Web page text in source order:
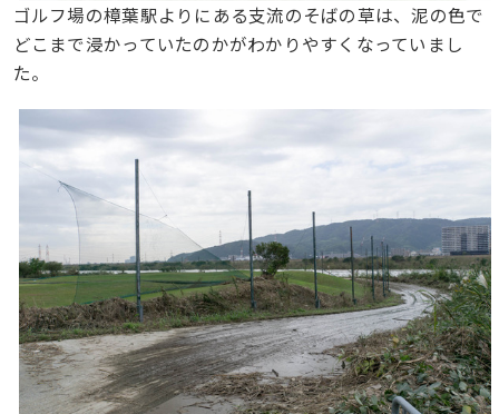
ゴルフ場の樟葉駅よりにある支流のそばの草は、泥の色で
どこまで浸かっていたのかがわかりやすくなっていまし
た。